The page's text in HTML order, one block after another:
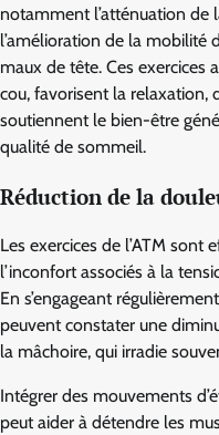
notamment l’atténuation de
l’amélioration de la mobilité
maux de tête. Ces
cou, favorisent la relaxation,
soutiennent le bien-être
qualité de sommeil.
Réduction de la
Les exercices de l’ATM sont
l’inconfort associés à la
En s’engageant
peuvent constater une
la mâchoire, qui irradie
Intégrer des mouvements
peut aider à détendre les